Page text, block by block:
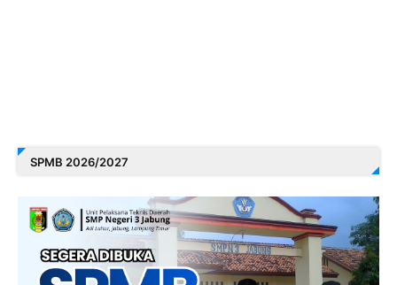
SPMB 2026/2027